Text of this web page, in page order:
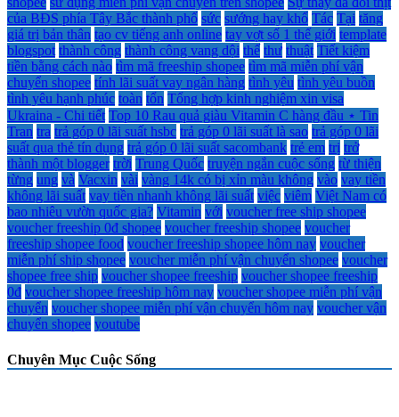
của BĐS phía Tây Bắc thành phố sức sướng hay khổ Tác Tại tăng
giá trị bản thân tạo cv tiếng anh online tay vợt số 1 thế giới template
blogspot thành công thành công vang dội thế thư thuật Tiết kiệm
tiền bằng cách nào tìm mã freeship shopee tìm mã miễn phí vận
chuyển shopee tính lãi suất vay ngân hàng tình yêu tình yêu buồn
tình yêu hạnh phúc toàn tổn Tổng hợp kinh nghiệm xin visa
Ukraina - Chi tiết Top 10 Rau quả giàu Vitamin C hàng đầu ⋆ Tin
Tran tra trả góp 0 lãi suất hsbc trả góp 0 lãi suất là sao trả góp 0 lãi
suất qua thẻ tín dụng trả góp 0 lãi suất sacombank trẻ em trị trở
thành một blogger trời Trung Quốc truyện ngắn cuộc sống từ thiện
từng ung và Vacxin vài vàng 14k có bị xỉn màu không vào vay tiền
không lãi suất vay tiền nhanh không lãi suất việc viêm Việt Nam có
bao nhiêu vườn quốc gia? Vitamin với voucher free ship shopee
voucher freeship 0đ shopee voucher freeship shopee voucher
freeship shopee food voucher freeship shopee hôm nay voucher
miễn phí ship shopee voucher miễn phí vận chuyển shopee voucher
shopee free ship voucher shopee freeship voucher shopee freeship
0đ voucher shopee freeship hôm nay voucher shopee miễn phí vận
chuyển voucher shopee miễn phí vận chuyển hôm nay voucher vận
chuyển shopee youtube
Chuyên Mục Cuộc Sống